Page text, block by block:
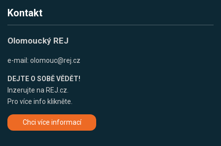
Kontakt
Olomoucký REJ
e-mail: olomouc@rej.cz
DEJTE O SOBĚ VĚDĚT!
Inzerujte na REJ.cz.
Pro více info klikněte.
Chci více informací